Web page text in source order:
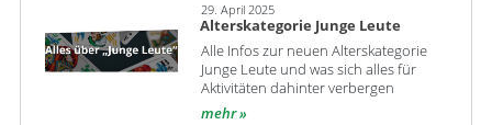
29. April 2025
Alterskategorie Junge Leute
Alle Infos zur neuen Alterskategorie
Junge Leute und was sich alles für
Aktivitäten dahinter verbergen
mehr